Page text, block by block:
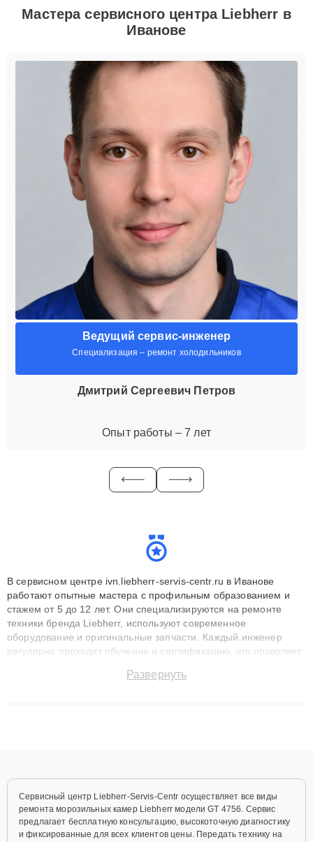
Мастера сервисного центра Liebherr в
Иванове
Ведущий сервис-инженер
Специализация – ремонт холодильников
Дмитрий Сергеевич Петров
Опыт работы – 7 лет
В сервисном центре ivn.liebherr-servis-centr.ru в Иванове
работают опытные мастера с профильным образованием и
стажем от 5 до 12 лет. Они специализируются на ремонте
техники бренда Liebherr, используют современное
оборудование и оригинальные запчасти. Каждый инженер
регулярно проходит обучение и сертификацию, что позволяет
технику с сохранением гарантии до 3 лет. Наши мастера
Развернуть
Сервисный центр Liebherr-Servis-Centr осуществляет все виды
ремонта морозильных камер Liebherr модели GT 4756. Сервис
предлагает бесплатную консультацию, высокоточную диагностику
и фиксированные для всех клиентов цены. Передать технику на